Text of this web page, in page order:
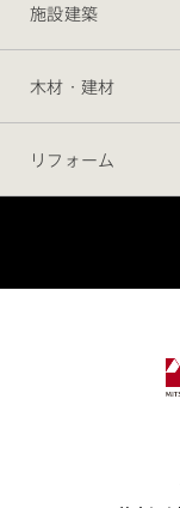
施設建築
木材・建材
リフォーム